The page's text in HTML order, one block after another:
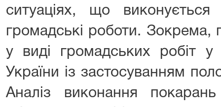
ситуаціях, що
громадські роботи. Зокрема,
у виді громадських робіт
України із застосуванням
Аналіз виконання